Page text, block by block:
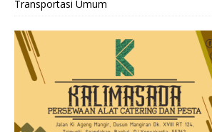
Transportasi Umum